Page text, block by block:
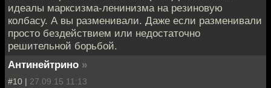
идеалы марксизма-ленинизма на резиновую
колбасу. А вы разменивали. Даже если разменивали
просто бездействием или недостаточно
решительной борьбой.
Антинейтрино »
#10 | 27.09.15 11:13